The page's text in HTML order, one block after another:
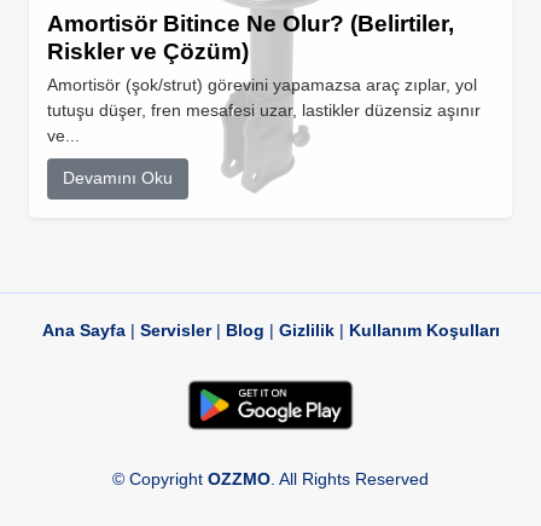
Amortisör Bitince Ne Olur? (Belirtiler,
Riskler ve Çözüm)
Amortisör (şok/strut) görevini yapamazsa araç zıplar, yol
tutuşu düşer, fren mesafesi uzar, lastikler düzensiz aşınır
ve...
Devamını Oku
Ana Sayfa| Servisler| Blog | Gizlilik| Kullanım Koşulları
© Copyright OZZMO . All Rights Reserved